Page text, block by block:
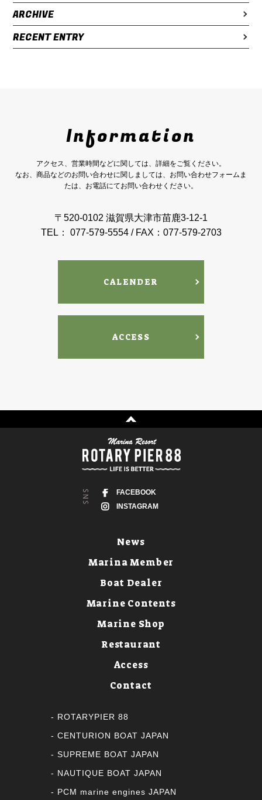
ARCHIVE
RECENT ENTRY
Information
アクセス、営業時間などに関しては、詳細をご覧ください。
なお、商品などのお問い合わせに関しましては、お問い合わせフォームま
たは、お電話にてお問い合わせください。
〒520-0102 滋賀県大津市苗鹿3-12-1
TEL： 077-579-5554 / FAX：077-579-2703
CALENDER
ACCESS
FACEBOOK
INSTAGRAM
News
Marina Member
Boat Dealer
Marine Contents
Marine Shop
Restaurant
Access
Contact
ROTARYPIER 88
CENTURION BOAT JAPAN
SUPREME BOAT JAPAN
NAUTIQUE BOAT JAPAN
PCM marine engines JAPAN